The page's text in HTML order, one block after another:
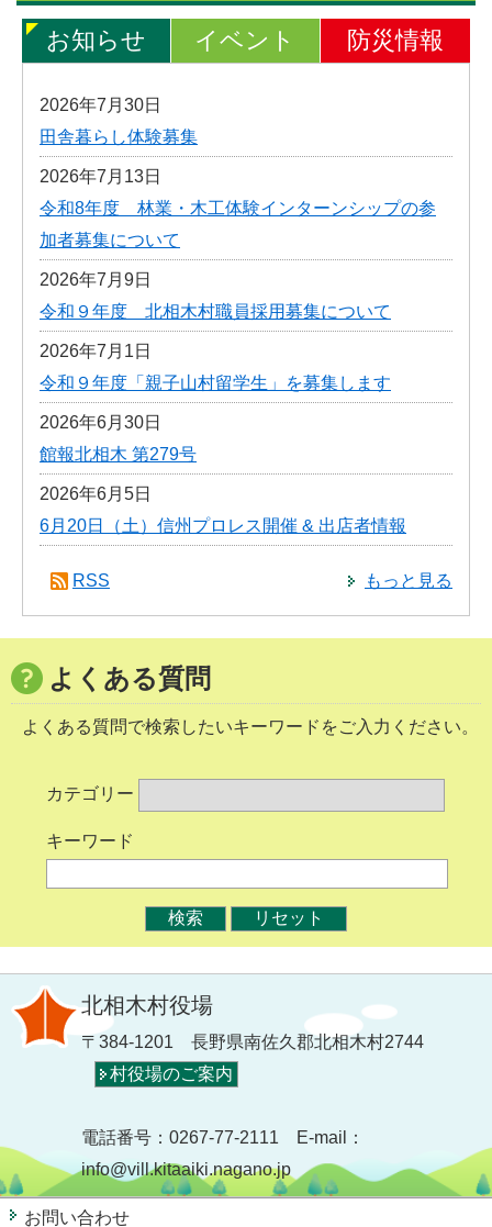
お知らせ イベント 防災情報
2026年7月30日
田舎暮らし体験募集
2026年7月13日
令和8年度 林業・木工体験インターンシップの参
加者募集について
2026年7月9日
令和９年度 北相木村職員採用募集について
2026年7月1日
令和９年度「親子山村留学生」を募集します
2026年6月30日
館報北相木 第279号
2026年6月5日
6月20日（土）信州プロレス開催 & 出店者情報
もっと見る
RSS
よくある質問
よくある質問で検索したいキーワードをご入力ください。
カテゴリー
キーワード
北相木村役場
〒384-1201 長野県南佐久郡北相木村2744
村役場のご案内
電話番号：0267-77-2111 E-mail：
info@vill.kitaaiki.nagano.jp
お問い合わせ